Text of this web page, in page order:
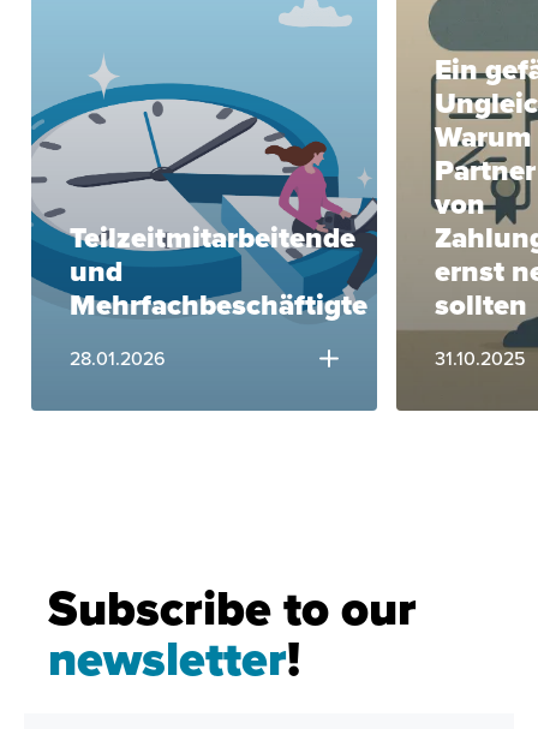
Teilzeitmitarbeitende
und
Mehrfachbeschäftigte
28.01.2026
Ein
von
ernst
sollten
31.10.2025
Subscribe to our
newsletter!